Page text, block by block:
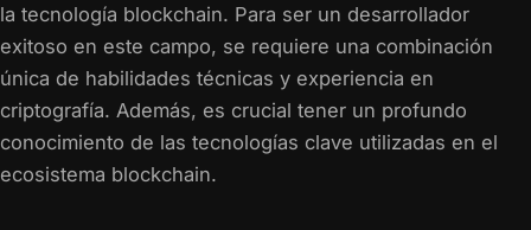
la tecnología blockchain. Para ser un desarrollador
exitoso en este campo, se requiere una combinación
única de habilidades técnicas y experiencia en
criptografía. Además, es crucial tener un profundo
conocimiento de las tecnologías clave utilizadas en el
ecosistema blockchain.